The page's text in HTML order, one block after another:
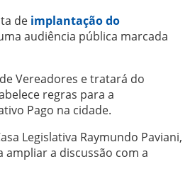
de implantação do
audiência pública marcada
Vereadores e tratará do
regras para a
Pago na cidade.
Legislativa Raymundo Paviani,
ampliar a discussão com a